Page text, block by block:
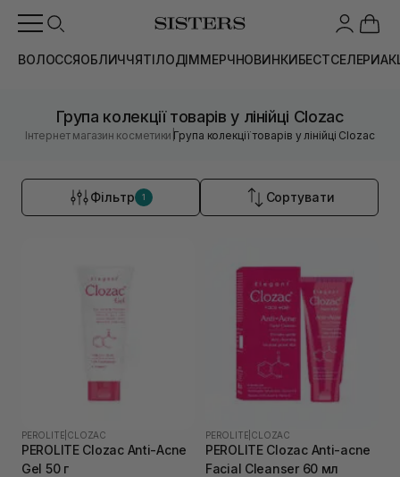
ВОЛОССЯОБЛИЧЧЯТІЛОДІММЕРЧНОВИНКИБЕСТСЕЛЕРИ
Група колекції товарів у лінійці Clozac
Інтернет магазин косметики |Група колекції товарів у лінійці Clozac
Фільтр 1 Сортувати
PEROLITE CLOZAC
PEROLITE Clozac Anti-Acne
Gel 50 г
PEROLITE CLOZAC
PEROLITE Clozac Anti-acne
Facial Cleanser 60 мл